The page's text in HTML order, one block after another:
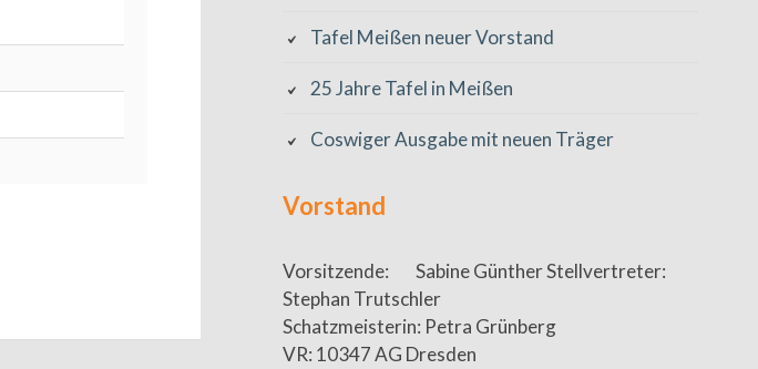
Tafel Meißen neuer Vorstand
25 Jahre Tafel in Meißen
Coswiger Ausgabe mit neuen Träger
Vorstand
Vorsitzende: Sabine Günther Stellvertreter:
Stephan Trutschler
Schatzmeisterin: Petra Grünberg
VR: 10347 AG Dresden